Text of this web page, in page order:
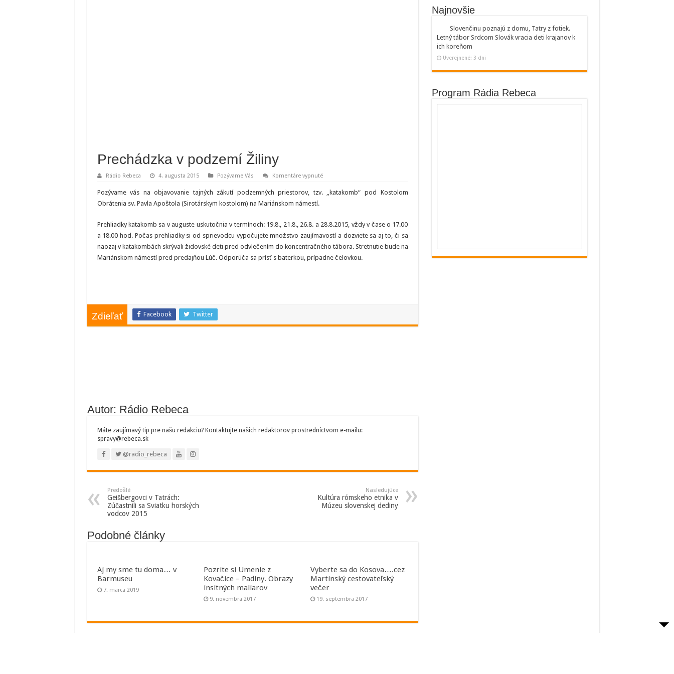
Prechádzka v podzemí Žiliny
Rádio Rebeca 4. augusta 2015 Pozývame Vás Komentáre vypnuténa
podzemí
Pozývame vás na objavovanie tajných zákutí podzemných priestorov, tzv. „katakomb“ pod Kostolom
Obrátenia sv. Pavla Apoštola (Sirotárskym kostolom) na Mariánskom námestí.
Prehliadky katakomb sa v auguste uskutočnia v termínoch: 19.8., 21.8., 26.8. a 28.8.2015, vždy v čase o 17.00
a 18.00 hod. Počas prehliadky si od sprievodcu vypočujete množstvo zaujímavostí a dozviete sa aj to, či sa
naozaj v katakombách skrývali židovské deti pred odvlečením do koncentračného tábora. Stretnutie bude na
Mariánskom námestí pred predajňou Lúč. Odporúča sa prísť s baterkou, prípadne čelovkou.
Zdieľať Facebook Twitter
Autor: Rádio Rebeca
Máte zaujímavý tip pre našu redakciu? Kontaktujte našich redaktorov prostredníctvom e-mailu:
spravy@rebeca.sk
@radio_rebeca
Predošlé
Geišbergovci v Tatrách:
Zúčastnili sa Sviatku horských
vodcov 2015
Nasledujúce
Kultúra rómskeho etnika v
Múzeu slovenskej dediny
Podobné články
Aj my sme tu doma… v
Barmuseu
7. marca 2019
Pozrite si Umenie z
Kovačice – Padiny. Obrazy
insitných maliarov
9. novembra 2017
Vyberte sa do Kosova….cez
Martinský cestovateľský
večer
19. septembra 2017
Najnovšie
Slovenčinu poznajú z domu, Tatry z fotiek.
Letný tábor Srdcom Slovák vracia deti krajanov k
ich koreňom
Uverejnené: 3 dni
Program Rádia Rebeca